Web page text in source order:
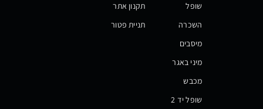
שופל
השכרה
מיסבים
מיני באגר
מכבש
שופל יד 2
תקנון אתר
תניית פטור